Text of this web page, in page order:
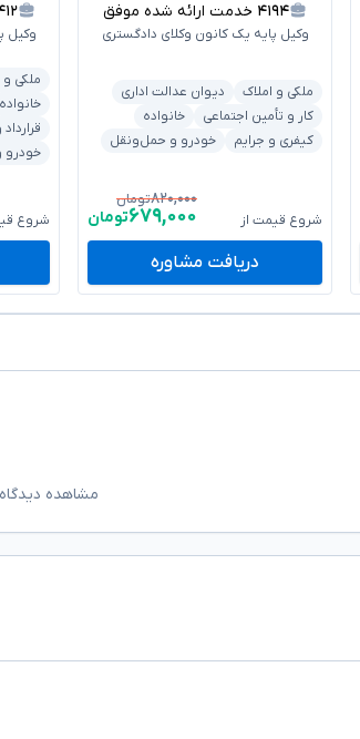
۴۱۹۴ خدمت ارائه شده موفق
وکیل پایه یک کانون وکلای دادگستری
ملکی و املاک
دیوان عدالت اداری
کار و تأمین اجتماعی
خانواده
کیفری و جرایم
خودرو و حمل‌ونقل
شروع قیمت از
۸۲۰,۰۰۰تومان
۶۷۹,۰۰۰تومان
دریافت مشاوره
وکیل
ملکی و
خانواده
خودرو
شروع
مشاهده